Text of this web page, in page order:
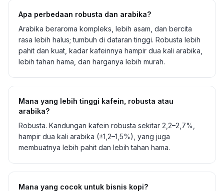
Apa perbedaan robusta dan arabika?
Arabika beraroma kompleks, lebih asam, dan bercita
rasa lebih halus; tumbuh di dataran tinggi. Robusta lebih
pahit dan kuat, kadar kafeinnya hampir dua kali arabika,
lebih tahan hama, dan harganya lebih murah.
Mana yang lebih tinggi kafein, robusta atau
arabika?
Robusta. Kandungan kafein robusta sekitar 2,2–2,7%,
hampir dua kali arabika (±1,2–1,5%), yang juga
membuatnya lebih pahit dan lebih tahan hama.
Mana yang cocok untuk bisnis kopi?